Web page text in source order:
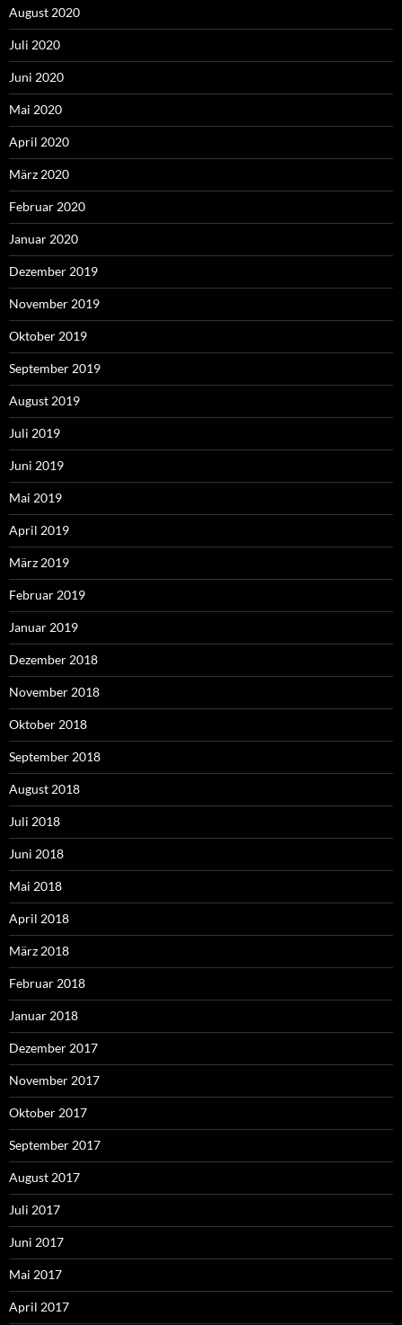
August 2020
Juli 2020
Juni 2020
Mai 2020
April 2020
März 2020
Februar 2020
Januar 2020
Dezember 2019
November 2019
Oktober 2019
September 2019
August 2019
Juli 2019
Juni 2019
Mai 2019
April 2019
März 2019
Februar 2019
Januar 2019
Dezember 2018
November 2018
Oktober 2018
September 2018
August 2018
Juli 2018
Juni 2018
Mai 2018
April 2018
März 2018
Februar 2018
Januar 2018
Dezember 2017
November 2017
Oktober 2017
September 2017
August 2017
Juli 2017
Juni 2017
Mai 2017
April 2017